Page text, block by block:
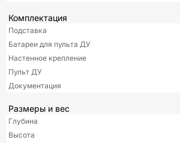
Комплектация
Подставка
Батареи для пульта ДУ
Настенное крепление
Пульт ДУ
Документация
Размеры и вес
Глубина
Высота